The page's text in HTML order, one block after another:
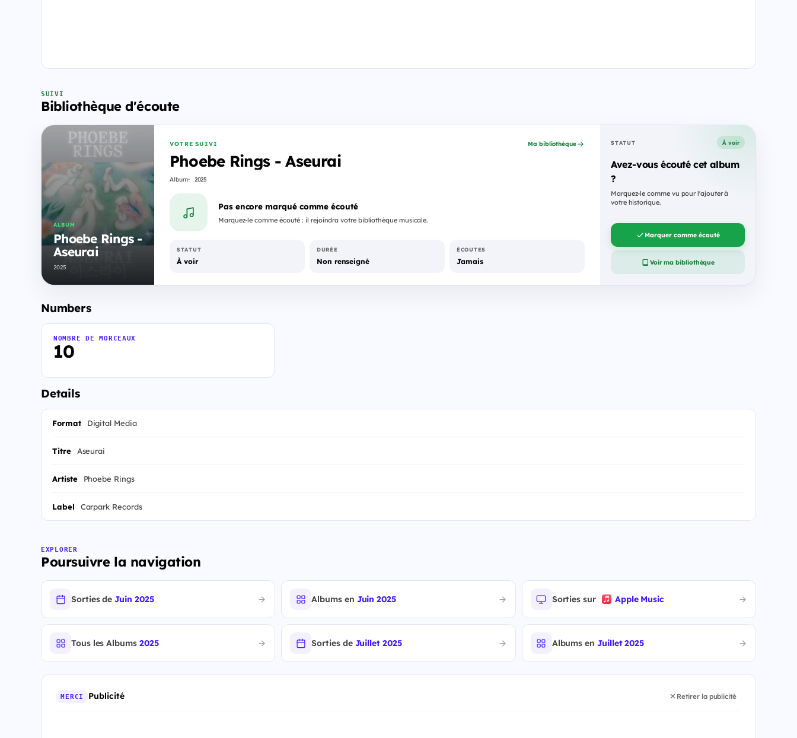
SUIVI
Bibliothèque d'écoute
ALBUM
Phoebe Rings -
Aseurai
2025
VOTRE SUIVI
Phoebe Rings - Aseurai
Album 2025
Ma bibliothèque
Pas encore marqué comme écouté
Marquez-le comme écouté : il rejoindra votre bibliothèque musicale.
STATUT
À voir
DURÉE
Non renseigné
ÉCOUTES
Jamais
STATUT À voir
Avez-vous écouté cet album
?
Marquez-le comme vu pour l'ajouter à
votre historique.
Marquer comme écouté
Voir ma bibliothèque
Numbers
10
NOMBRE DE MORCEAUX
Details
Format Digital Media
Titre Aseurai
Artiste Phoebe Rings
Label Carpark Records
EXPLORER
Poursuivre la navigation
Sorties deJuin 2025 Albums en Juin 2025 Sorties sur Apple Music
Tous les Albums 2025 Sorties de Juillet 2025 Albums en Juillet 2025
MERCI Publicité Retirer la publicité